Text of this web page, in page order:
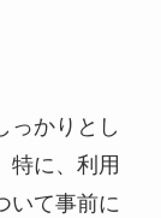
っかりとし
特に、利用
いて事前に